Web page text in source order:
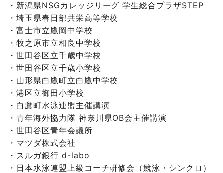
・新潟県NSGカレッジリーグ 学生総合プラザSTEP
・埼玉県春日部共栄高等学校
・富士市立鷹岡中学校
・牧之原市立相良中学校
・世田谷区立千歳中学校
・世田谷区立千歳小学校
・山形県白鷹町立白鷹中学校
・港区立御田小学校
・白鷹町水泳連盟主催講演
・青年海外協力隊 神奈川県OB会主催講演
・世田谷区青年会議所
・マツダ株式会社
・スルガ銀行 d-labo
・日本水泳連盟上級コーチ研修会（競泳・シンクロ）